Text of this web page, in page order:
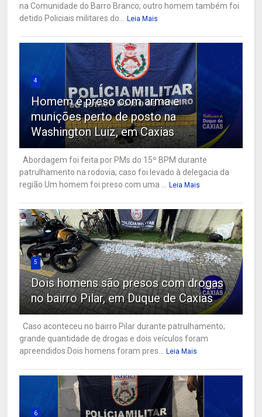
na Comunidade do Barro Branco; outro homem também foi
detido Policiais militares do...
Leia Mais
4
Homem é preso com arma e
munições perto de posto na
Washington Luiz, em Caxias
Abordagem foi feita por PMs do 15º BPM durante
patrulhamento na rodovia; caso foi levado à delegacia da
região Um homem foi preso com uma ...
Leia Mais
5
Dois homens são presos com drogas
no bairro Pilar, em Duque de Caxias
Caso aconteceu no bairro Pilar durante patrulhamento;
grande quantidade de drogas e dois veículos foram
apreendidos Dois homens foram pres...
Leia Mais
6